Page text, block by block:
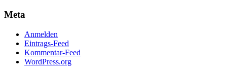
Meta
Anmelden
Eintrags-Feed
Kommentar-Feed
WordPress.org